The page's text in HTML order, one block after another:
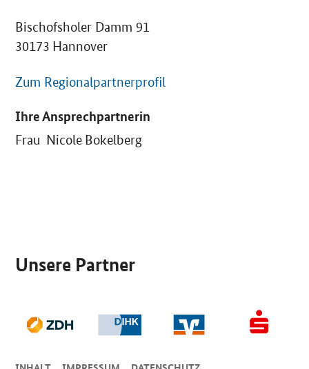
Bischofsholer Damm 91
30173 Hannover
Zum Regionalpartnerprofil
Ihre Ansprechpartnerin
Frau Nicole Bokelberg
Unsere Partner